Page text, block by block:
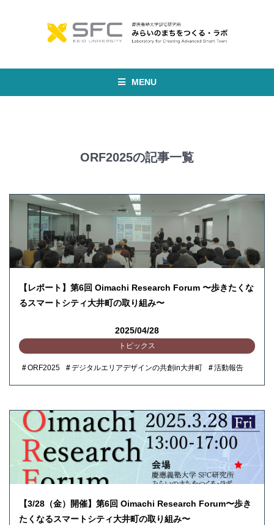
MENU
ORF2025の記事一覧
【レポート】第6回 Oimachi Research Forum 〜歩きたくな
るスマートシティ大井町の取り組み〜
2025/04/28
トピックス
ORF2025 デジタルエリアデザインの共創in大井町 活動報告
【3/28（金）開催】第6回 Oimachi Research Forum〜歩き
たくなるスマートシティ大井町の取り組み〜